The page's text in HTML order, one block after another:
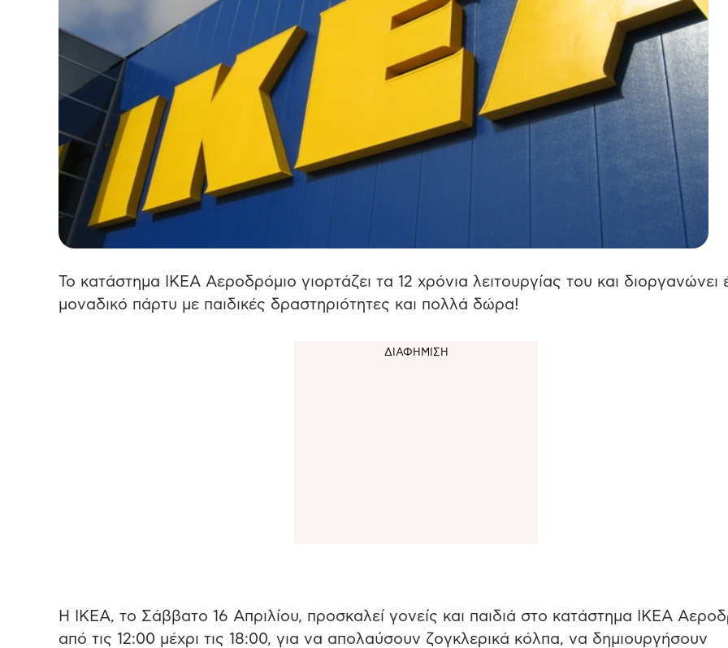
Το κατάστημα ΙΚΕΑ Αεροδρόμιο γιορτάζει τα 12 χρόνια λειτουργίας του και διοργανώνει
μοναδικό πάρτυ με παιδικές δραστηριότητες και πολλά δώρα!
Η ΙΚΕΑ, το Σάββατο 16 Απριλίου, προσκαλεί γονείς και παιδιά στο κατάστημα ΙΚΕΑ
από τις 12:00 μέχρι τις 18:00, για να απολαύσουν ζογκλερικά κόλπα, να δημιουργήσουν